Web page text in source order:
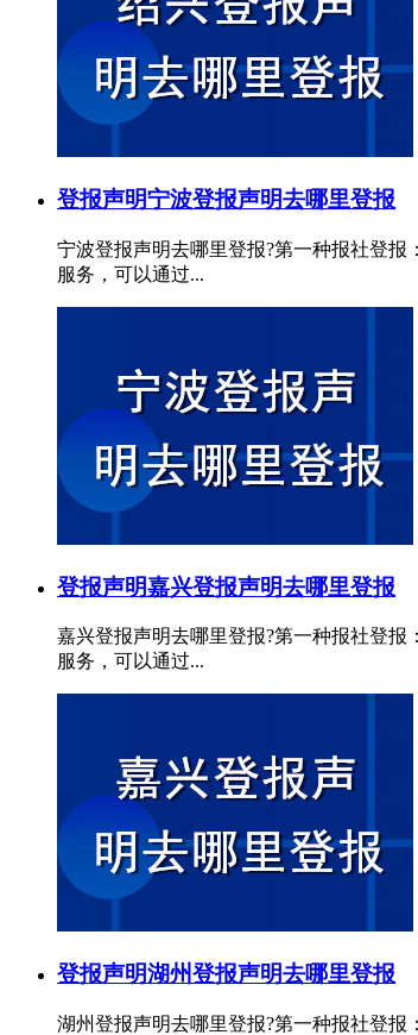
登报声明宁波登报声明去哪里登报
宁波登报声明去哪里登报?第一种报社登
服务，可以通过...
登报声明嘉兴登报声明去哪里登报
嘉兴登报声明去哪里登报?第一种报社登
服务，可以通过...
登报声明湖州登报声明去哪里登报
湖州登报声明去哪里登报?第一种报社登